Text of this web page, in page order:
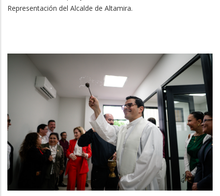
Representación del Alcalde de Altamira.